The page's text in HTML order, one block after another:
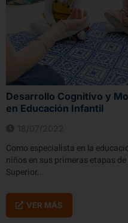
Desarrollo Cognitivo y
en Educación Infantil
Como especialista en la
niños en sus primeras etapas
Superior...
VER MÁS